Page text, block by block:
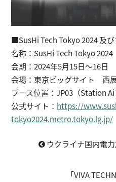
■SusHi Tech Tokyo 2024 及
名称：SusHi Tech Tokyo 2024
会期：2024年5月15日〜16日
会場：東京ビッグサイト 西
ブース位置：JP03（Station Ai
公式サイト： https://
tokyo2024.metro.tokyo.lg.jp/
ウクライナ国内電
「VIVA